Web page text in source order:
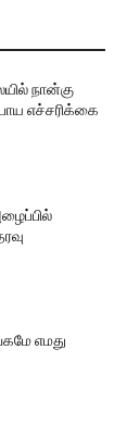
நான்கு
எச்சரிக்கை
எமது